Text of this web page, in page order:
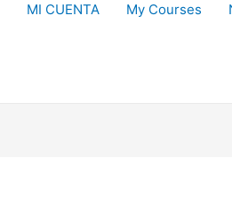
MI CUENTA My Courses